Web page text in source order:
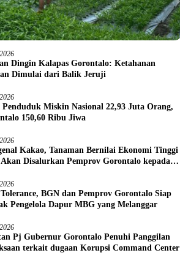
Dingin Kalapas Gorontalo: Ketahanan
Dimulai dari Balik Jeruji
Penduduk Miskin Nasional 22,93 Juta Orang,
150,60 Ribu Jiwa
Kakao, Tanaman Bernilai Ekonomi Tinggi
Akan Disalurkan Pemprov Gorontalo kepada
BGN dan Pemprov Gorontalo Siap
Pengelola Dapur MBG yang Melanggar
Pj Gubernur Gorontalo Penuhi Panggilan
terkait dugaan Korupsi Command Center